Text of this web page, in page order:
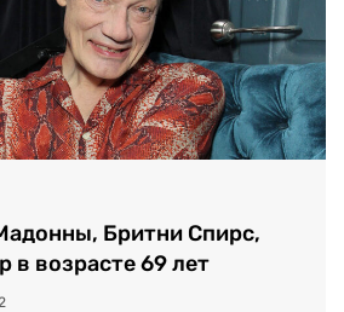
Бритни Спирс,
в возрасте 69 лет